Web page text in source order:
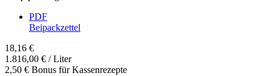
PDF
Beipackzettel
18,16 €
1.816,00 € / Liter
2,50 € Bonus für Kassenrezepte